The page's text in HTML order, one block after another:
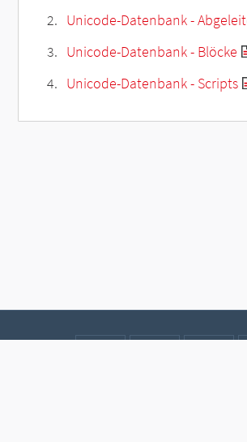
Unicode-Datenbank -
Unicode-Datenbank - Blöcke
Unicode-Datenbank - Scripts